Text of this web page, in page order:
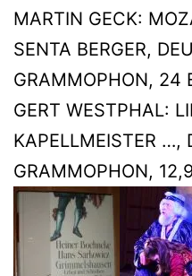
MARTIN GECK:
SENTA BERGER,
GRAMMOPHON, 24
GERT WESTPHAL:
KAPELLMEISTER …,
GRAMMOPHON,